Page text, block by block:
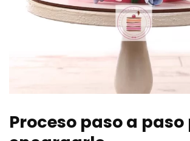
Proceso paso a